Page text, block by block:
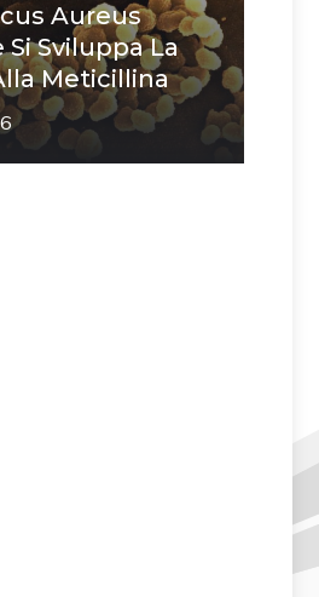
Aureus
Si Sviluppa La
Meticillina